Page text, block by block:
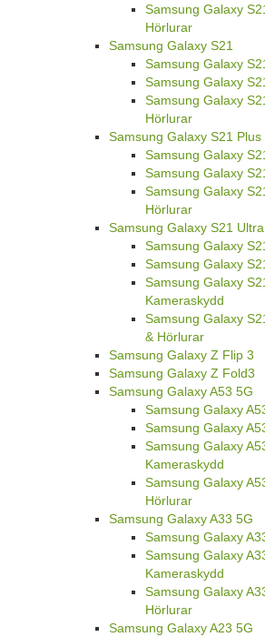
Samsung Galaxy
Hörlurar
Samsung Galaxy S21
Samsung Galaxy
Samsung Galaxy
Samsung Galaxy
Hörlurar
Samsung Galaxy S21 Plus
Samsung Galaxy
Samsung Galaxy
Samsung Galaxy
Hörlurar
Samsung Galaxy S21 Ultra
Samsung Galaxy
Samsung Galaxy
Samsung Galaxy
Kameraskydd
Samsung Galaxy
& Hörlurar
Samsung Galaxy Z Flip 3
Samsung Galaxy Z Fold3
Samsung Galaxy A53 5G
Samsung Galaxy
Samsung Galaxy
Samsung Galaxy
Kameraskydd
Samsung Galaxy
Hörlurar
Samsung Galaxy A33 5G
Samsung Galaxy
Samsung Galaxy
Kameraskydd
Samsung Galaxy
Hörlurar
Samsung Galaxy A23 5G